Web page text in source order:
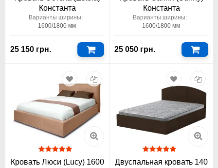
Константа
Варианты ширины:
1600/1800 мм
25 150 грн.
Константа
Варианты ширины:
1600/1800 мм
25 050 грн.
Кровать Люси (Lucy) 1600
Двуспальная кровать 140